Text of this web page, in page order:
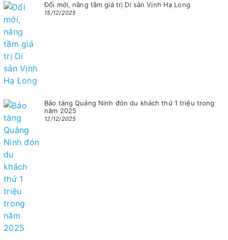
Đổi mới, nâng tầm giá trị Di sản Vịnh Hạ Long
15/12/2025
Bảo tàng Quảng Ninh đón du khách thứ 1 triệu trong
năm 2025
12/12/2025